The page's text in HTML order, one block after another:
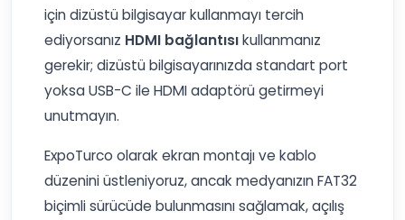
için dizüstü bilgisayar kullanmayı tercih
ediyorsanız HDMI bağlantısıkullanmanız
gerekir; dizüstü bilgisayarınızda standart port
yoksa USB-C ile HDMI adaptörü getirmeyi
unutmayın.
ExpoTurco olarak ekran montajı ve kablo
düzenini üstleniyoruz, ancak medyanızın FAT32
biçimli sürücüde bulunmasını sağlamak, açılış